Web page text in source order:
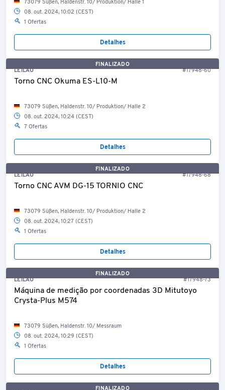
73079 Süßen, Haldenstr. 10/ Produktion/ Halle 1
08. out. 2024, 10:02 (CEST)
1 Ofertas
Detalhes
FINALIZADO
LEILÃO
#17948-60
Torno CNC Okuma ES-L10-M
73079 Süßen, Haldenstr. 10/ Produktion/ Halle 2
08. out. 2024, 10:24 (CEST)
7 Ofertas
Detalhes
FINALIZADO
LEILÃO
#17948-68
Torno CNC AVM DG-15 TORNIO CNC
73079 Süßen, Haldenstr. 10/ Produktion/ Halle 2
08. out. 2024, 10:27 (CEST)
1 Ofertas
Detalhes
FINALIZADO
LEILÃO
#17948-73
Máquina de medição por coordenadas 3D Mitutoyo
Crysta-Plus M574
73079 Süßen, Haldenstr. 10/ Messraum
08. out. 2024, 10:29 (CEST)
1 Ofertas
Detalhes
FINALIZADO